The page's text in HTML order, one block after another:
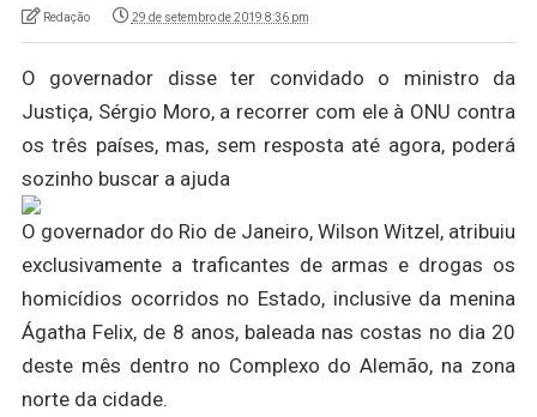
Redação 29 de setembro de 2019 8:36 pm
O governador disse ter convidado o ministro da
Justiça, Sérgio Moro, a recorrer com ele à ONU contra
os três países, mas, sem resposta até agora, poderá
sozinho buscar a ajuda
O governador do Rio de Janeiro, Wilson Witzel, atribuiu
exclusivamente a traficantes de armas e drogas os
homicídios ocorridos no Estado, inclusive da menina
Ágatha Felix, de 8 anos, baleada nas costas no dia 20
deste mês dentro no Complexo do Alemão, na zona
norte da cidade.